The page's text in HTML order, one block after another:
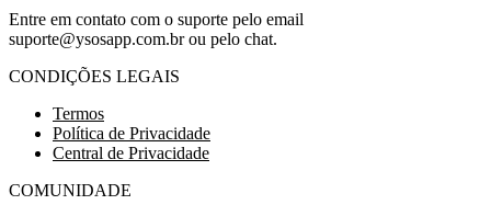
Entre em contato com o suporte pelo email
suporte@ysosapp.com.brou pelo chat.
CONDIÇÕES LEGAIS
Termos
Política de Privacidade
Central de Privacidade
COMUNIDADE